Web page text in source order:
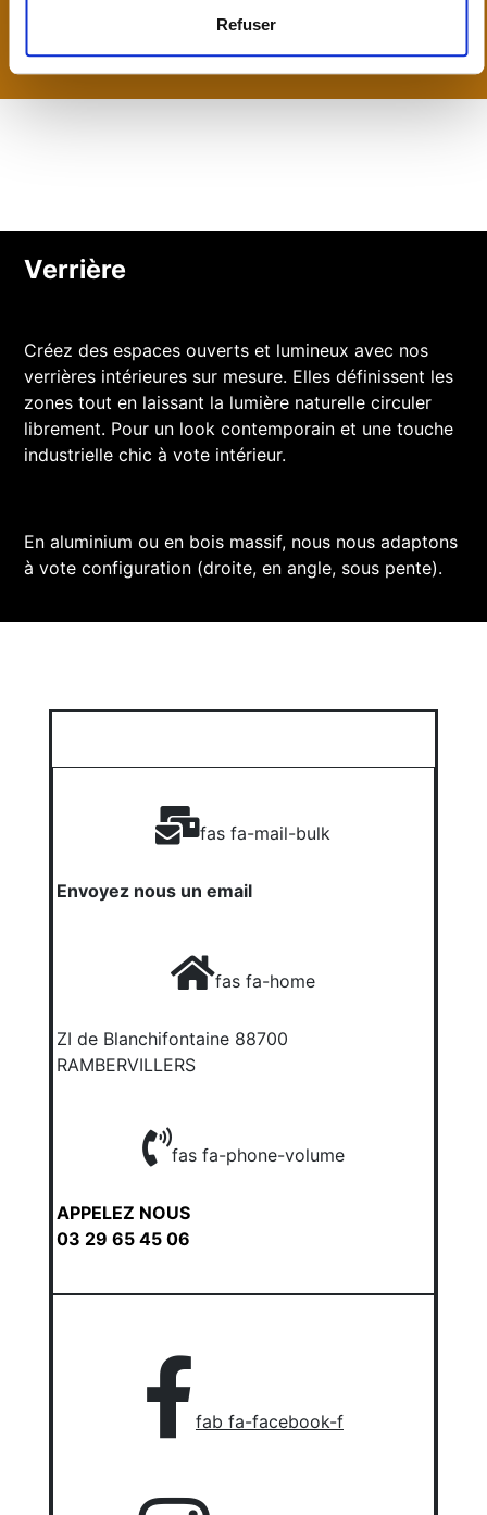
Refuser
Verrière
Créez des espaces ouverts et lumineux avec nos
verrières intérieures sur mesure. Elles définissent les
zones tout en laissant la lumière naturelle circuler
librement. Pour un look contemporain et une touche
industrielle chic à vote intérieur.
En aluminium ou en bois massif, nous nous adaptons
à vote configuration (droite, en angle, sous pente).
fas fa-mail-bulk
Envoyez nous un email
fas fa-home
ZI de Blanchifontaine 88700
RAMBERVILLERS
fas fa-phone-volume
APPELEZ NOUS
03 29 65 45 06
fab fa-facebook-f